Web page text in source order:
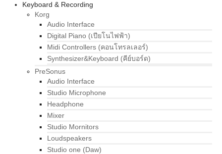
Keyboard & Recording
Korg
Audio Interface
Digital Piano (เปียโนไฟฟ้า)
Midi Controllers (คอนโทรลเลอร์)
Synthesizer&Keyboard (คีย์บอร์ด)
PreSonus
Audio Interface
Studio Microphone
Headphone
Mixer
Studio Mornitors
Loudspeakers
Studio one (Daw)